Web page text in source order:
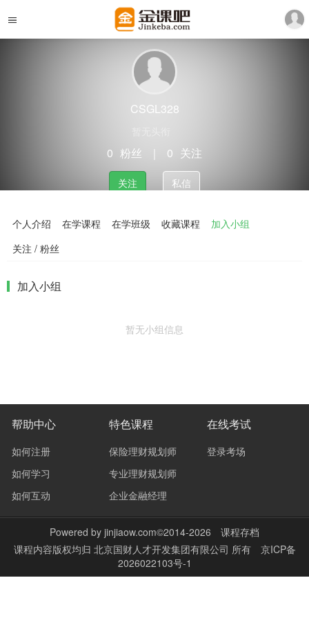
CSGL328
0 粉丝 0 关注
关注 私信
个人介绍 在学课程 在学班级 收藏课程
加入小组
关注 / 粉丝
加入小组
暂无小组信息
帮助中心
如何注册
如何学习
如何互动
特色课程
保险理财规划师
专业理财规划师
企业金融经理
在线考试
登录考场
Powered by jinjiaow.com©2014-2026
课程存档
课程内容版权均归 北京国财人才开发集团有限公司 所有
京ICP备
2026022103号-1